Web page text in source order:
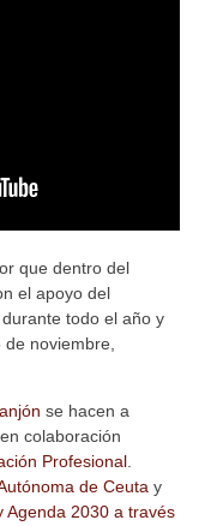
que dentro del
el apoyo del
durante todo el año y
noviembre,
se hacen a
colaboración
Profesional.
de Ceuta y
Agenda 2030 a través